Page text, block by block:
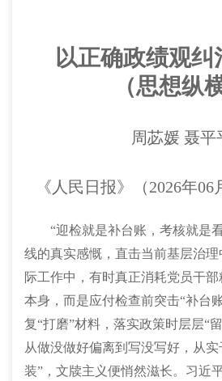
以正确政绩观纠
（思想纵
周苾媛 聂平
《人民日报》（2026年06
“迎检就是补台账，考核就是
线的真实感慨，直击当前基层治
际工作中，有时真正消耗党员干
本身，而是应付检查前突击“补台
复“打磨”材料，落实政策时层层“
从做没做好偏离到写没写好，从
装”，文牍主义便悄然滋长。习近